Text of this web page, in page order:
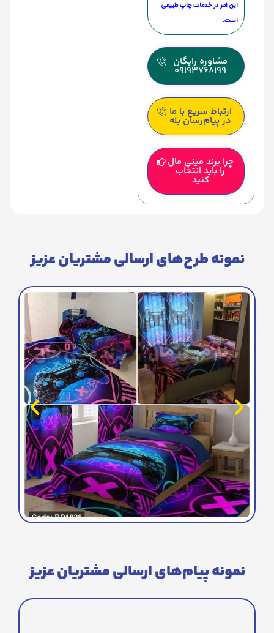
این امر در خدمات چاپ طبیعی
است.
مشاوره رایگان
09193768199
ارتباط سریع با ما
در پیام‌رسان بله
چرا برند مینی مال
را باید انتخاب
کنید
نمونه طرح‌های ارسالی مشتریان عزیز
نمونه پیام‌های ارسالی مشتریان عزیز